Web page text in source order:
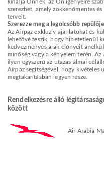
kínálja Önnek, az Ön igényeire
szerezhet, amely zökkenőmentes
terveit.
Szerezze meg a legolcsóbb
Az Airpaz exkluzív ajánlatokat és
lehetővé teszik, hogy hihetetlenül
kedvezményes árak előnyeit
minőség vagy a kényelem terén.
ilyen egyszerű az utazás álmai
Airpaz segítségével, hogy kivételes
megtakarításban legyen része.
Rendelkezésre álló
között
Air Arabia